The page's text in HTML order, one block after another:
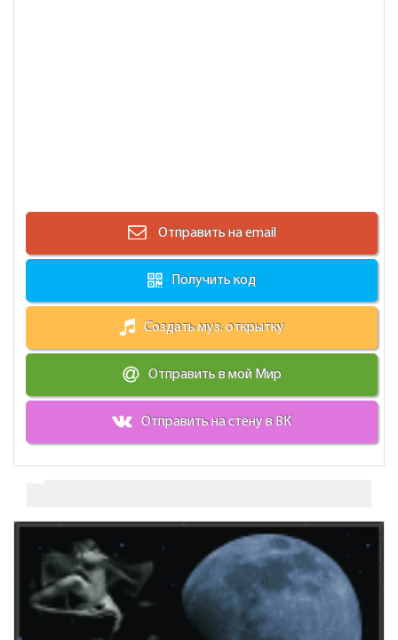
Отправить на email
Получить код
Создать муз. открытку
Отправить в мой Мир
Отправить на стену в ВК